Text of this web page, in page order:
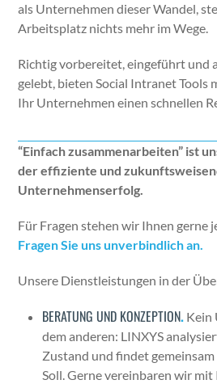
als Unternehmen dieser Wan­del,
Arbeit­splatz nichts mehr im Wege.
Richtig vor­bere­it­et, einge­führt und
gelebt, bieten Social Intranet Tools
Ihr Unternehmen einen schnellen
“Ein­fach zusam­me­nar­beit­en” ist
der effiziente und
Unternehmenser­folg.
Für Fra­gen ste­hen wir Ihnen gerne
Fra­gen Sie uns unverbindlich an.
Unsere Dien­stleis­tun­gen in der
BERATUNG UND KONZEPTION. Kein
dem anderen: LINXYS
Zus­tand und find­et
Soll. Gerne vere­in­baren wir